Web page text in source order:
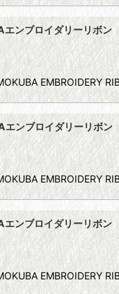
エンブロイダリーリボ
エンブロイダリーリボ
エンブロイダリーリボ